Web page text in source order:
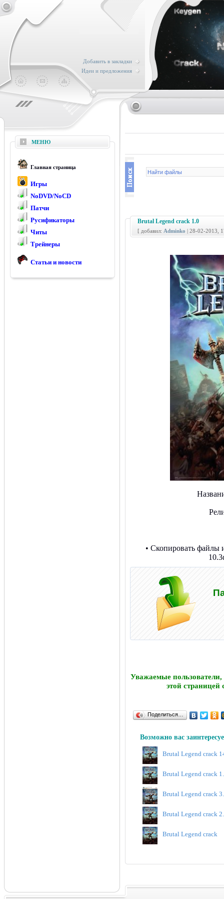
Добавить в закладки
Идеи и предложения
МЕНЮ
Главная страница
Игры
NoDVD/NoCD
Патчи
Русификаторы
Читы
Трейнеры
Статьи и новости
Brutal Legend crack 1.0
[ добавил: Adminko | 28-02-2013,
• Скопировать файлы
Уважаемые
этой страницей
Поделиться…
Возможно вас
Brutal Legend crack
Brutal Legend crack
Brutal Legend crack
Brutal Legend crack
Brutal Legend crack